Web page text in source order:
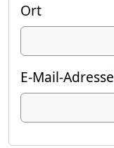
Ort
E-Mail-Adresse